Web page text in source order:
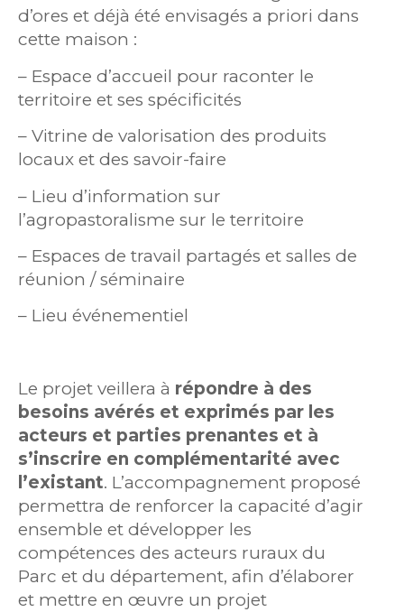
d’ores et déjà été envisagés a priori dans
cette maison :
– Espace d’accueil pour raconter le
territoire et ses spécificités
– Vitrine de valorisation des produits
locaux et des savoir-faire
– Lieu d’information sur
l’agropastoralisme sur le territoire
– Espaces de travail partagés et salles de
réunion / séminaire
– Lieu événementiel
Le projet veillera à répondre à des
besoins avérés et exprimés par les
acteurs et parties prenantes et à
s’inscrire en complémentarité avec
l’existant. L’accompagnement proposé
permettra de renforcer la capacité d’agir
ensemble et développer les
compétences des acteurs ruraux du
Parc et du département, afin d’élaborer
et mettre en œuvre un projet